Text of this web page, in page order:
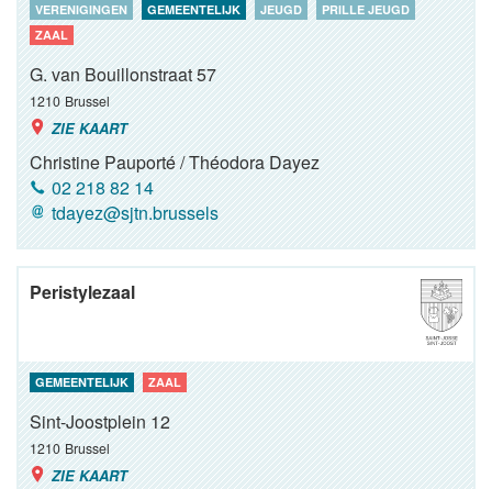
VERENIGINGEN GEMEENTELIJK JEUGD
PRILLE JEUGD
ZAAL
G. van Bouillonstraat 57
1210 Brussel
ZIE KAART
Christine Pauporté / Théodora Dayez
02 218 82 14
tdayez@sjtn.brussels
Peristylezaal
GEMEENTELIJK ZAAL
Sint-Joostplein 12
1210 Brussel
ZIE KAART